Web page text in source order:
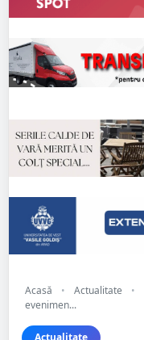
Acasă • Actualitate •
evenimen...
Actualitate